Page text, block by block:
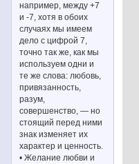
например, между +7
и -7, хотя в обоих
случаях мы имеем
дело с цифрой 7,
точно так же, как мы
используем одни и
те же слова: любовь,
привязанность,
разум,
совершенство, — но
стоящий перед ними
знак изменяет их
характер и ценность.
• Желание любви и